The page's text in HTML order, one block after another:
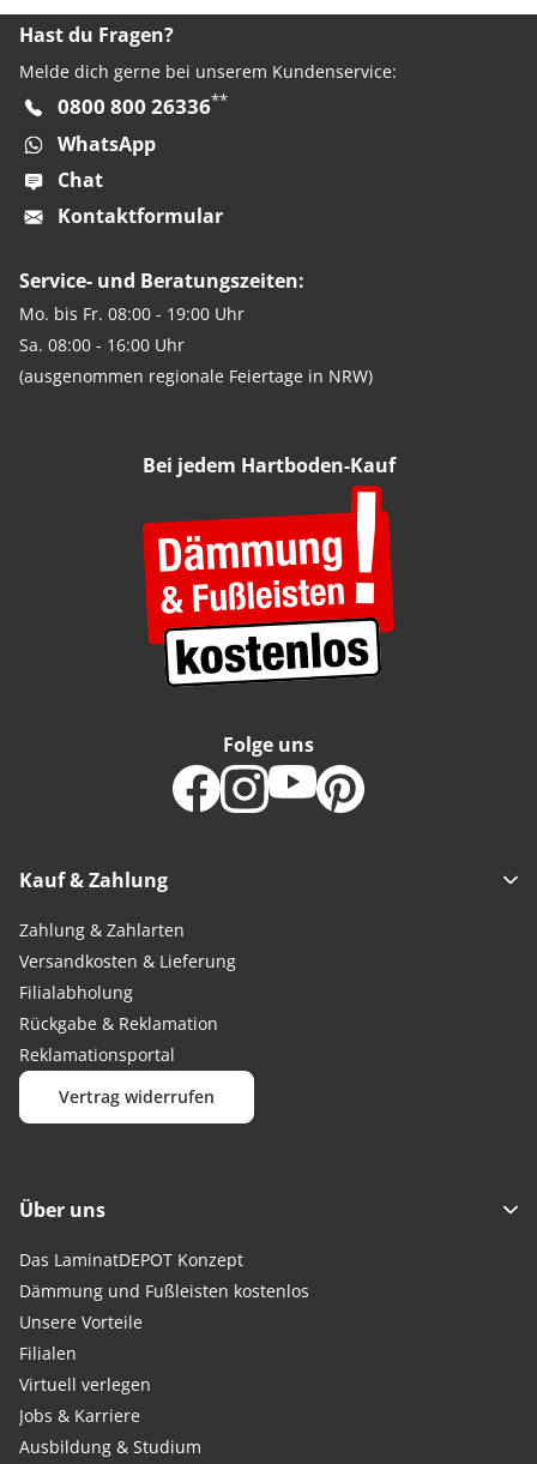
Hast du Fragen?
Melde dich gerne bei unserem Kundenservice:
0800 800 26336**
WhatsApp
Chat
Kontaktformular
Service- und Beratungszeiten:
Mo. bis Fr. 08:00 - 19:00 Uhr
Sa. 08:00 - 16:00 Uhr
(ausgenommen regionale Feiertage in NRW)
Bei jedem Hartboden-Kauf
Kauf & Zahlung
Zahlung & Zahlarten
Versandkosten & Lieferung
Filialabholung
Rückgabe & Reklamation
Reklamationsportal
Vertrag widerrufen
Folge uns
Über uns
Das LaminatDEPOT Konzept
Dämmung und Fußleisten kostenlos
Unsere Vorteile
Filialen
Virtuell verlegen
Jobs & Karriere
Ausbildung & Studium